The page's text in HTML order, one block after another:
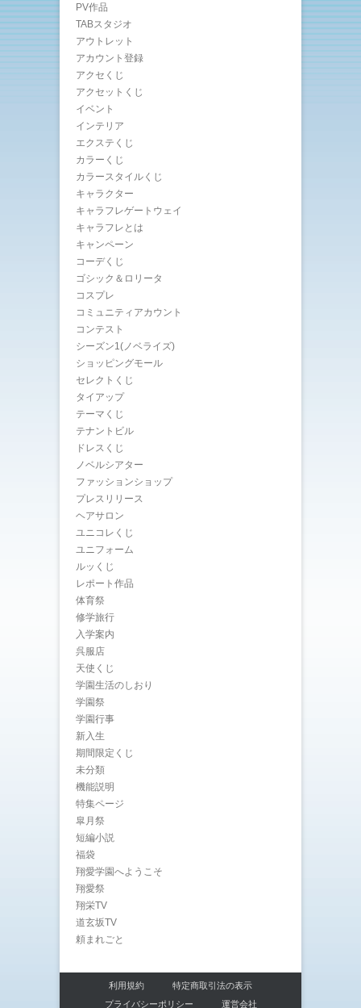
PV作品
TABスタジオ
アウトレット
アカウント登録
アクセくじ
アクセットくじ
イベント
インテリア
エクステくじ
カラーくじ
カラースタイルくじ
キャラクター
キャラフレゲートウェイ
キャラフレとは
キャンペーン
コーデくじ
ゴシック＆ロリータ
コスプレ
コミュニティアカウント
コンテスト
シーズン1(ノベライズ)
ショッピングモール
セレクトくじ
タイアップ
テーマくじ
テナントビル
ドレスくじ
ノベルシアター
ファッションショップ
プレスリリース
ヘアサロン
ユニコレくじ
ユニフォーム
ルッくじ
レポート作品
体育祭
修学旅行
入学案内
呉服店
天使くじ
学園生活のしおり
学園祭
学園行事
新入生
期間限定くじ
未分類
機能説明
特集ページ
皐月祭
短編小説
福袋
翔愛学園へようこそ
翔愛祭
翔栄TV
道玄坂TV
頼まれごと
利用規約
特定商取引法の表示
プライバシーポリシー
運営会社